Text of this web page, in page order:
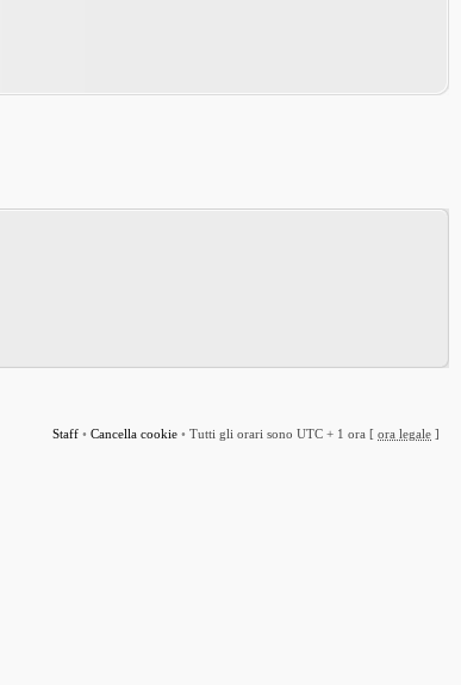
Staff • Cancella cookie • Tutti gli orari sono UTC + 1 ora [ ora legale ]